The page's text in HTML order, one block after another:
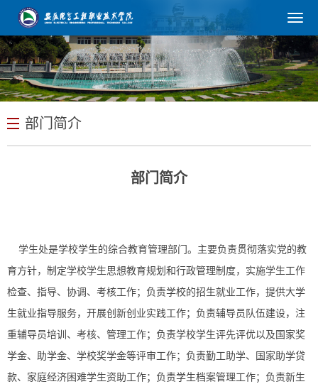
部门简介
部门简介
学生处是学校学生的综合教育管理部门。主要负责贯彻落实党的教
育方针，制定学校学生思想教育规划和行政管理制度，实施学生工作
检查、指导、协调、考核工作；负责学校的招生就业工作，提供大学
生就业指导服务，开展创新创业实践工作；负责辅导员队伍建设，注
重辅导员培训、考核、管理工作；负责学校学生评先评优以及国家奖
学金、助学金、学校奖学金等评审工作；负责勤工助学、国家助学贷
款、家庭经济困难学生资助工作；负责学生档案管理工作；负责新生